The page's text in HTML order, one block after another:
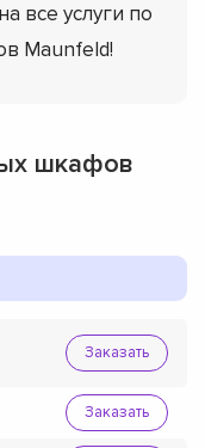
на все услуги по
Maunfeld!
шкафов
Заказать
Заказать